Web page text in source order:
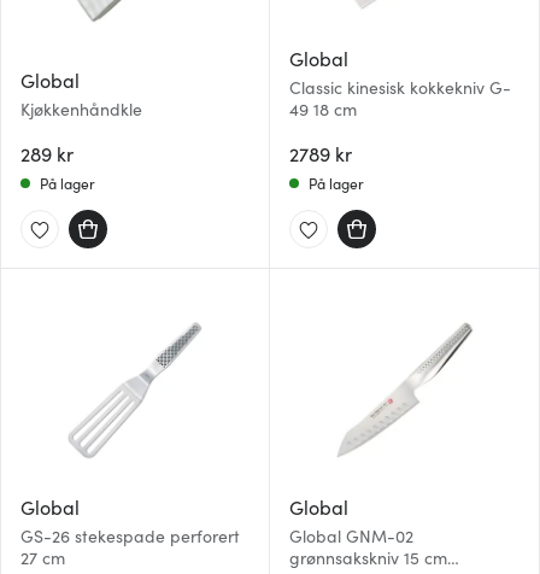
Global
Kjøkkenhåndkle
289 kr
På lager
Global
Classic kinesisk kokkekniv G-
49 18 cm
2789 kr
På lager
Global
GS-26 stekespade perforert
27 cm
Global
Global GNM-02
grønnsakskniv 15 cm